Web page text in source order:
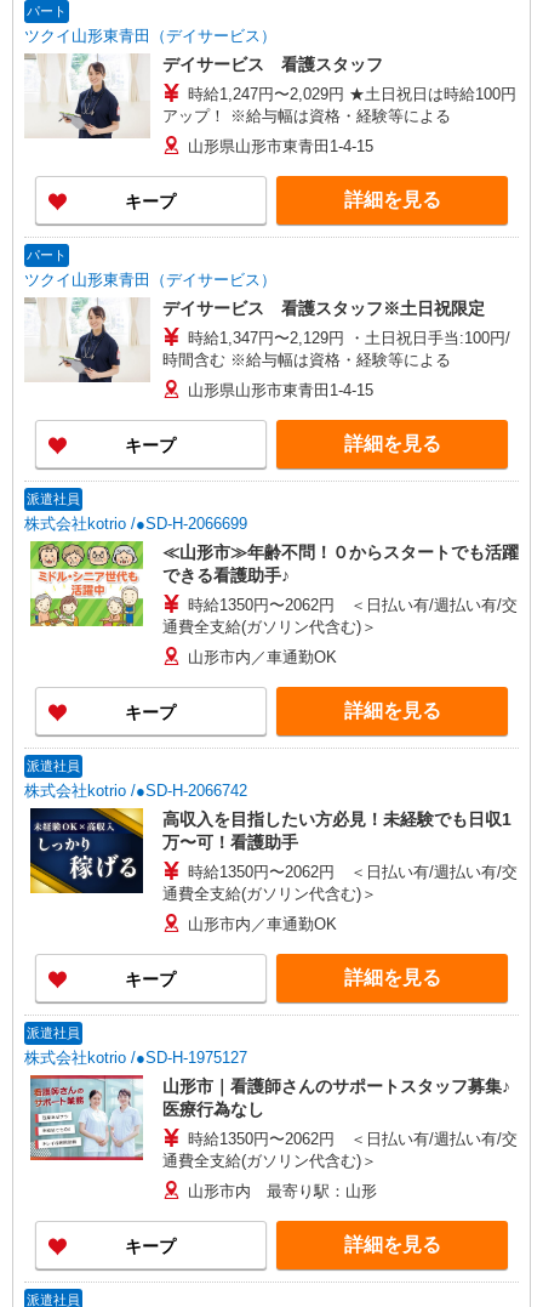
パート
ツクイ山形東青田（デイサービス）
デイサービス 看護スタッフ
時給1,247円〜2,029円 ★土日祝日は時給100円
アップ！ ※給与幅は資格・経験等による
山形県山形市東青田1-4-15
キープ 詳細を見る
パート
ツクイ山形東青田（デイサービス）
デイサービス 看護スタッフ※土日祝限定
時給1,347円〜2,129円 ・土日祝日手当:100円/
時間含む ※給与幅は資格・経験等による
山形県山形市東青田1-4-15
キープ 詳細を見る
派遣社員
株式会社kotrio /●SD-H-2066699
≪山形市≫年齢不問！０からスタートでも活躍
できる看護助手♪
時給1350円〜2062円 ＜日払い有/週払い有/交
通費全支給(ガソリン代含む)＞
山形市内／車通勤OK
キープ 詳細を見る
派遣社員
株式会社kotrio /●SD-H-2066742
高収入を目指したい方必見！未経験でも日収1
万〜可！看護助手
時給1350円〜2062円 ＜日払い有/週払い有/交
通費全支給(ガソリン代含む)＞
山形市内／車通勤OK
キープ 詳細を見る
派遣社員
株式会社kotrio /●SD-H-1975127
山形市｜看護師さんのサポートスタッフ募集♪
医療行為なし
時給1350円〜2062円 ＜日払い有/週払い有/交
通費全支給(ガソリン代含む)＞
山形市内 最寄り駅：山形
キープ 詳細を見る
派遣社員